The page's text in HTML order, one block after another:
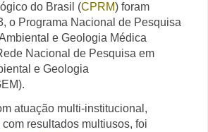
do Brasil (CPRM) foram
o Programa Nacional de Pesquisa
e Geologia Médica
Nacional de Pesquisa em
e Geologia
atuação multi-institucional,
resultados multiusos, foi